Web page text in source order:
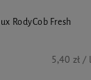
RodyCob Fresh
5,40 zł / l